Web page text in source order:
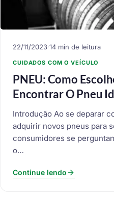
22/11/2023·14 min de leitura
CUIDADOS COM O VEÍCULO
PNEU: Como
Encontrar O Pneu
Introdução Ao se deparar
adquirir novos pneus para
consumidores se
o…
Continue lendo